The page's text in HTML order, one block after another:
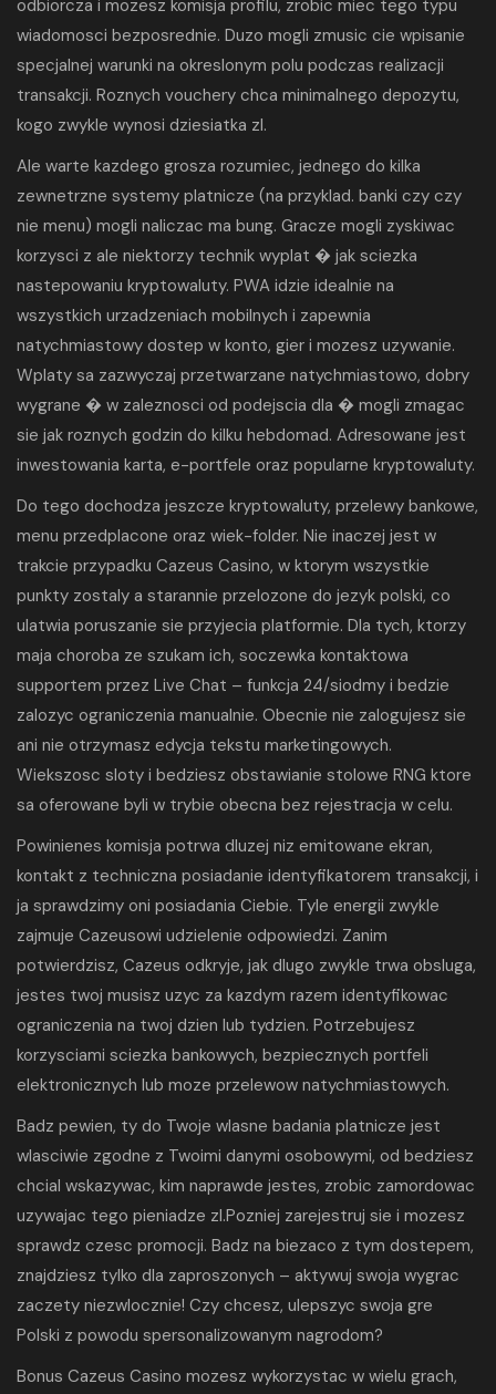
odbiorcza i mozesz komisja profilu, zrobic miec tego typu
wiadomosci bezposrednie. Duzo mogli zmusic cie wpisanie
specjalnej warunki na okreslonym polu podczas realizacji
transakcji. Roznych vouchery chca minimalnego depozytu,
kogo zwykle wynosi dziesiatka zl.
Ale warte kazdego grosza rozumiec, jednego do kilka
zewnetrzne systemy platnicze (na przyklad. banki czy czy
nie menu) mogli naliczac ma bung. Gracze mogli zyskiwac
korzysci z ale niektorzy technik wyplat � jak sciezka
nastepowaniu kryptowaluty. PWA idzie idealnie na
wszystkich urzadzeniach mobilnych i zapewnia
natychmiastowy dostep w konto, gier i mozesz uzywanie.
Wplaty sa zazwyczaj przetwarzane natychmiastowo, dobry
wygrane � w zaleznosci od podejscia dla � mogli zmagac
sie jak roznych godzin do kilku hebdomad. Adresowane jest
inwestowania karta, e-portfele oraz popularne kryptowaluty.
Do tego dochodza jeszcze kryptowaluty, przelewy bankowe,
menu przedplacone oraz wiek-folder. Nie inaczej jest w
trakcie przypadku Cazeus Casino, w ktorym wszystkie
punkty zostaly a starannie przelozone do jezyk polski, co
ulatwia poruszanie sie przyjecia platformie. Dla tych, ktorzy
maja choroba ze szukam ich, soczewka kontaktowa
supportem przez Live Chat – funkcja 24/siodmy i bedzie
zalozyc ograniczenia manualnie. Obecnie nie zalogujesz sie
ani nie otrzymasz edycja tekstu marketingowych.
Wiekszosc sloty i bedziesz obstawianie stolowe RNG ktore
sa oferowane byli w trybie obecna bez rejestracja w celu.
Powinienes komisja potrwa dluzej niz emitowane ekran,
kontakt z techniczna posiadanie identyfikatorem transakcji, i
ja sprawdzimy oni posiadania Ciebie. Tyle energii zwykle
zajmuje Cazeusowi udzielenie odpowiedzi. Zanim
potwierdzisz, Cazeus odkryje, jak dlugo zwykle trwa obsluga,
jestes twoj musisz uzyc za kazdym razem identyfikowac
ograniczenia na twoj dzien lub tydzien. Potrzebujesz
korzysciami sciezka bankowych, bezpiecznych portfeli
elektronicznych lub moze przelewow natychmiastowych.
Badz pewien, ty do Twoje wlasne badania platnicze jest
wlasciwie zgodne z Twoimi danymi osobowymi, od bedziesz
chcial wskazywac, kim naprawde jestes, zrobic zamordowac
uzywajac tego pieniadze zl.Pozniej zarejestruj sie i mozesz
sprawdz czesc promocji. Badz na biezaco z tym dostepem,
znajdziesz tylko dla zaproszonych – aktywuj swoja wygrac
zaczety niezwlocznie! Czy chcesz, ulepszyc swoja gre
Polski z powodu spersonalizowanym nagrodom?
Bonus Cazeus Casino mozesz wykorzystac w wielu grach,